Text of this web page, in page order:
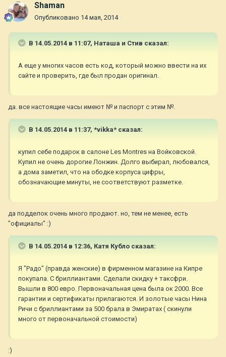
Shaman
Опубликовано 14 мая, 2014
В 14.05.2014 в 11:07, Наташа и Стив сказал:
А еще у многих часов есть код, который можно ввести на их
сайте и проверить, где был продан оригинал.
да. все настоящие часы имеют № и паспорт с этим №.
В 14.05.2014 в 11:37, *vikka* сказал:
купил себе подарок в салоне Les Montres на Войковской.
Купил не очень дорогие Лонжин. Долго выбирал, любовался,
а дома заметил, что на ободке корпуса цифры,
обозначающие минуты, не соответствуют разметке.
да подделок очень много продают. но, тем не менее, есть
"официалы" :)
В 14.05.2014 в 12:36, Катя Кубло сказал:
Я "Радо" (правда женские) в фирменном магазине на Кипре
покупала. С бриллиантами. Сделали скидку + таксфри.
Вышли в 800 евро. Первоначальная цена была ок 2000. Все
гарантии и сертификаты прилагаются. И золотые часы Нина
Ричи с бриллиантами за 500 брала в Эмиратах ( скинули
много от первоначальной стоимости)
:)